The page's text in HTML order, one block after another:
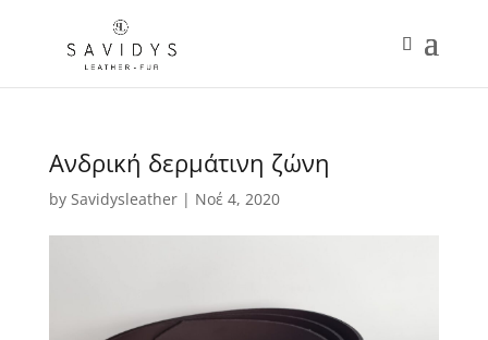
Ανδρική δερμάτινη ζώνη
by Savidysleather| Νοέ 4, 2020